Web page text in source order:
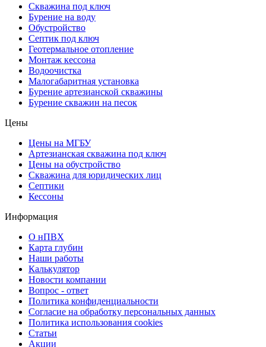
Скважина под ключ
Бурение на воду
Обустройство
Септик под ключ
Геотермальное отопление
Монтаж кессона
Водоочистка
Малогабаритная установка
Бурение артезианской скважины
Бурение скважин на песок
Цены
Цены на МГБУ
Артезианская скважина под ключ
Цены на обустройство
Скважина для юридических лиц
Септики
Кессоны
Информация
О нПВХ
Карта глубин
Наши работы
Калькулятор
Новости компании
Вопрос - ответ
Политика конфиденциальности
Согласие на обработку персональных данных
Политика использования cookies
Статьи
Акции